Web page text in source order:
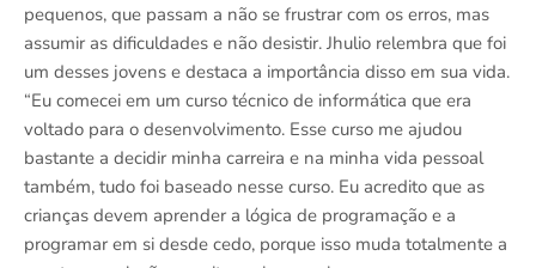
pequenos, que passam a não se frustrar com os erros, mas
assumir as dificuldades e não desistir. Jhulio relembra que foi
um desses jovens e destaca a importância disso em sua vida.
“Eu comecei em um curso técnico de informática que era
voltado para o desenvolvimento. Esse curso me ajudou
bastante a decidir minha carreira e na minha vida pessoal
também, tudo foi baseado nesse curso. Eu acredito que as
crianças devem aprender a lógica de programação e a
programar em si desde cedo, porque isso muda totalmente a